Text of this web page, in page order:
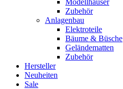
Modellhäuser
Zubehör
Anlagenbau
Elektroteile
Bäume & Büsche
Geländematten
Zubehör
Hersteller
Neuheiten
Sale